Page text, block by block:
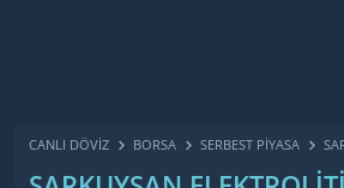
CANLI DÖVİZ BORSA SERBEST PIYASA